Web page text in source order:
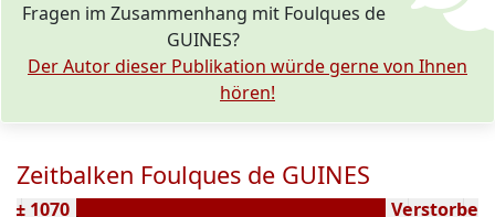
Fragen im Zusammenhang mit Foulques de
GUINES?
Der Autor dieser Publikation würde gerne von Ihnen
hören!
Zeitbalken Foulques de GUINES
± 1070 Verstorben